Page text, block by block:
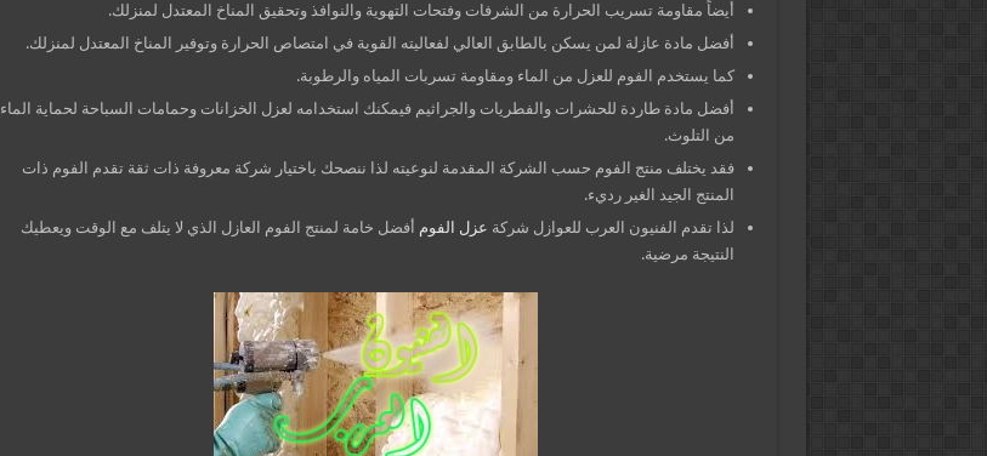
أيضاً مقاومة تسريب الحرارة من الشرفات وفتحات التهوية والنوافذ وتحقيق المناخ المعتدل لمنزلك.
أفضل مادة عازلة لمن يسكن بالطابق العالي لفعاليته القوية في امتصاص الحرارة وتوفير المناخ المعتدل لمنزلك.
كما يستخدم الفوم للعزل من الماء ومقاومة تسربات المياه والرطوبة.
أفضل مادة طاردة للحشرات والفطريات والجراثيم فيمكنك استخدامه لعزل الخزانات وحمامات السباحة لحماية الماء
من التلوث.
فقد يختلف منتج الفوم حسب الشركة المقدمة لنوعيته لذا ننصحك باختيار شركة معروفة ذات ثقة تقدم الفوم ذات
المنتج الجيد الغير رديء.
لذا تقدم الفنيون العرب للعوازل شركة عزل الفوم أفضل خامة لمنتج الفوم العازل الذي لا يتلف مع الوقت ويعطيك
النتيجة مرضية.